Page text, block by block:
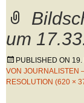
um
PUBLISHED ON 19.
VON JOURNALISTEN
RESOLUTION (620 ×